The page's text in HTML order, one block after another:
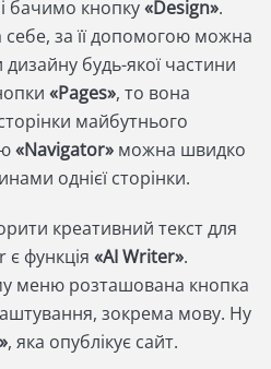
бачимо кнопку«Design».
за її допомогою можна
будь-якої частини
«Pages», то вона
майбутнього
«Navigator» можна швидко
однієї сторінки.
креативний текст для
є функція «AI Writer».
меню розташована кнопка
зокрема мову. Ну
, яка опублікує сайт.